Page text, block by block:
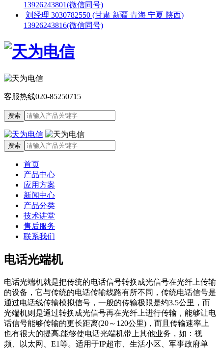
13926243801(微信同号)
刘经理 3030782550 (甘肃 新疆 青海 宁夏 陕西)
13926243816(微信同号)
客服热线020-85250715
首页
产品中心
应用方案
新闻中心
产品分类
技术讲堂
售后服务
联系我们
电话光端机
电话光端机就是把传统的电话信号转换成光信号在光纤上传输
的设备，它与传统的电话传输线路有所不同，传统电话信号是
通过电话线传输模拟信号，一般的传输极限是约3.5公里，而
光端机则是通过转换成光信号再在光纤上进行传输，能够让电
话信号能够传输的更长距离(20～120公里)，而且传输速率上
也有很大的提高,能够使电话光端机带上其他业务，如：视
频、以太网、E1等。适用于IP超市、生活小区、军事政府单